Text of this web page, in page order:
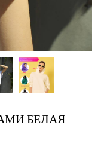
БЕЛАЯ